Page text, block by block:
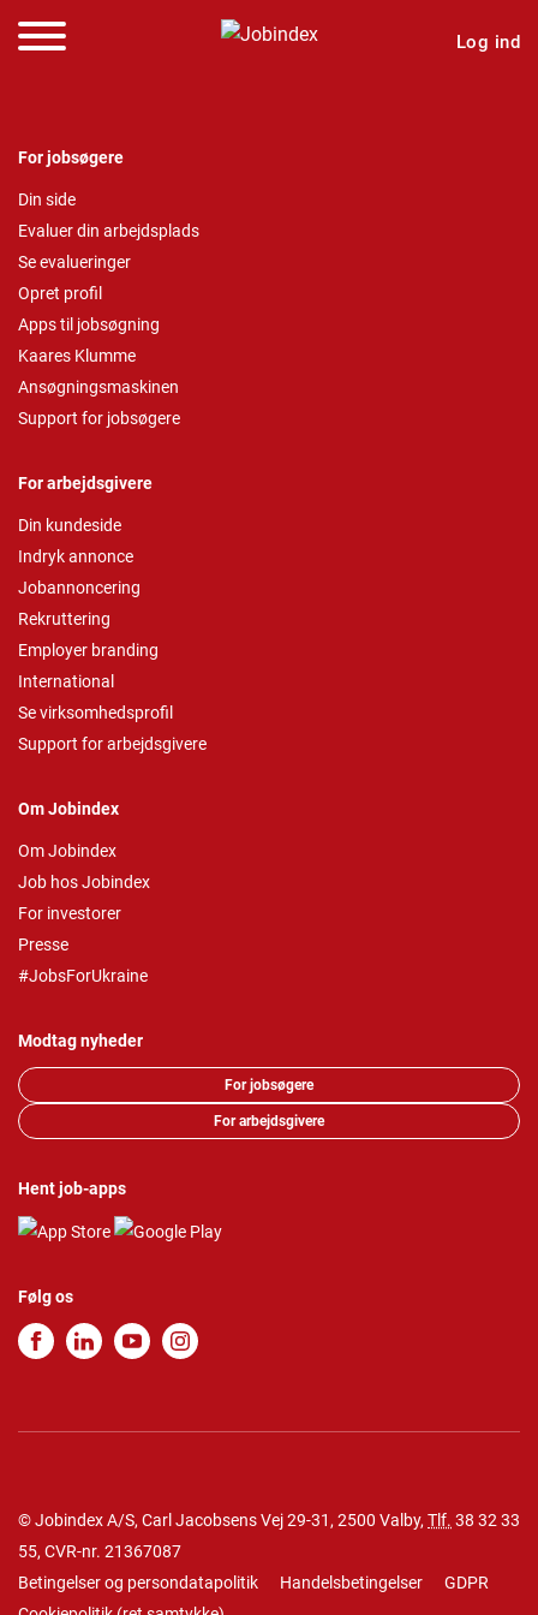
Log ind
For jobsøgere
Din side
Evaluer din arbejdsplads
Se evalueringer
Opret profil
Apps til jobsøgning
Kaares Klumme
Ansøgningsmaskinen
Support for jobsøgere
For arbejdsgivere
Din kundeside
Indryk annonce
Jobannoncering
Rekruttering
Employer branding
International
Se virksomhedsprofil
Support for arbejdsgivere
Om Jobindex
Om Jobindex
Job hos Jobindex
For investorer
Presse
#JobsForUkraine
Modtag nyheder
For jobsøgere
For arbejdsgivere
Hent job-apps
Følg os
© Jobindex A/S, Carl Jacobsens Vej 29-31, 2500 Valby, Tlf. 38 32 33
55, CVR-nr. 21367087
Betingelser og persondatapolitik
Handelsbetingelser
GDPR